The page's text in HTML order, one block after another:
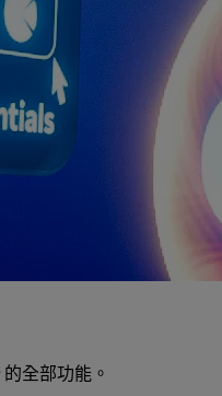
全部功能。